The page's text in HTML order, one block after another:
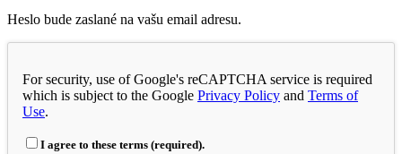
Heslo bude zaslané na vašu email adresu.
For security, use of Google's reCAPTCHA service is required
which is subject to the Google Privacy Policy and Terms of
Use.
I agree to these terms (required).